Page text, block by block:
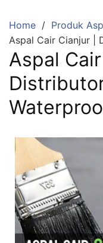
Home
Produk
Aspal Cair Cianjur |
Aspal Cair